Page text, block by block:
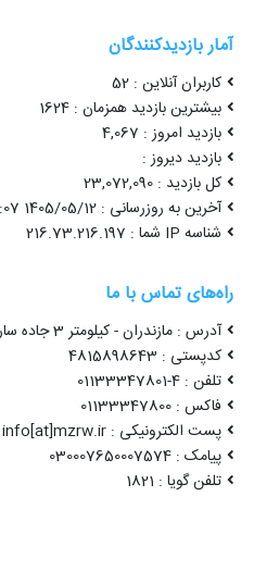
آمار بازدیدکنندگان
کاربران آنلاین : 52
بیشترین بازدید همزمان : 1624
بازدید امروز : 4,067
بازدید دیروز :
کل بازدید : 23,072,090
آخرین به روزرسانی : 1405/05/12 09:12:07
شناسه IP شما : 216.73.216.197
راه‌های تماس با ما
آدرس : مازندران - کیلومتر 3 جاده ساری قائمشهر
کدپستی : 4815898643
تلفن : 4-01133347801
فاکس : 01133347800
پست الکترونیکی : info[at]mzrw.ir
پیامک : 030007650007574
تلفن گویا : 1821